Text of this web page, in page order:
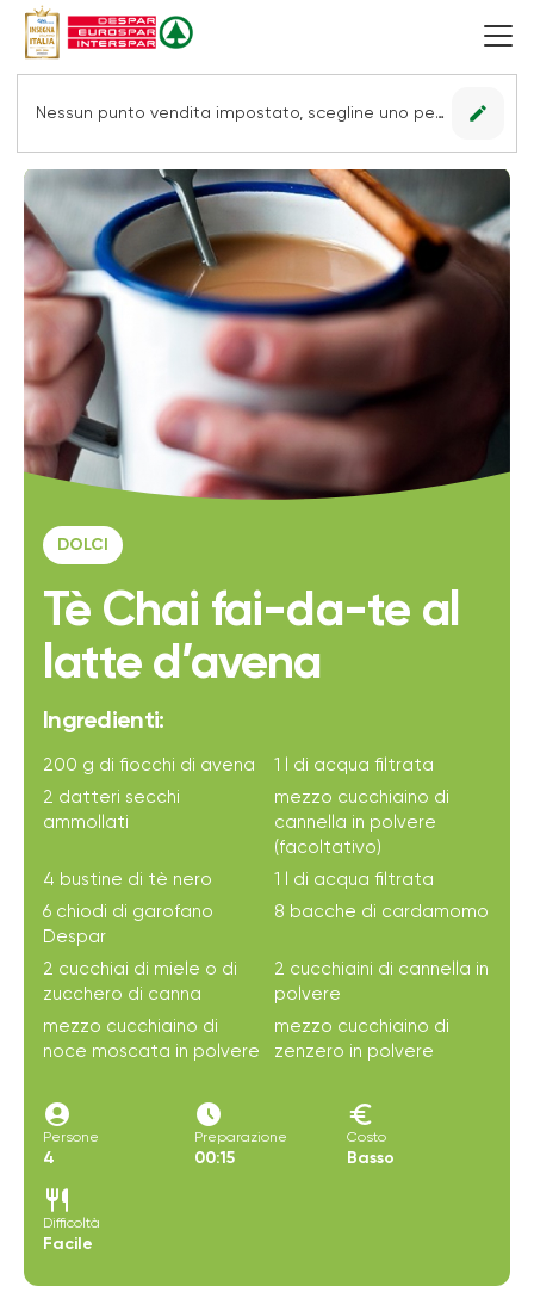
Nessun punto vendita impostato, scegline uno per vedere le offerte. edit
DOLCI
Tè Chai fai-da-te al
latte d’avena
Ingredienti:
200 g di fiocchi di avena
1 l di acqua filtrata
2 datteri secchi
ammollati
mezzo cucchiaino di
cannella in polvere
(facoltativo)
4 bustine di tè nero
1 l di acqua filtrata
6 chiodi di garofano
Despar
8 bacche di cardamomo
2 cucchiai di miele o di
zucchero di canna
2 cucchiaini di cannella in
polvere
mezzo cucchiaino di
noce moscata in polvere
mezzo cucchiaino di
zenzero in polvere
account_circle
Persone
4
access_time_filled
Preparazione
00:15
euro
Costo
Basso
restaurant
Difficoltà
Facile